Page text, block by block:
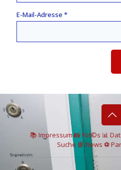
E-Mail-Adresse *
📚 Impressum📸Fot©s 📊
Suche 📘 News ⚽